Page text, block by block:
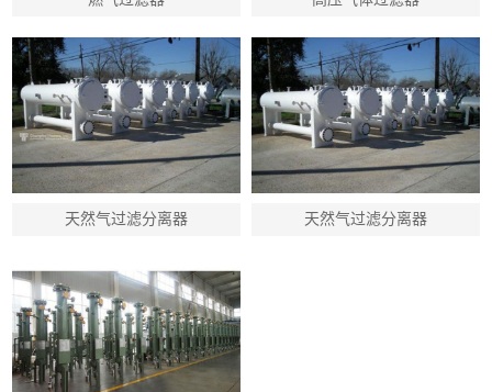
天然气过滤分离器 天然气过滤分离器